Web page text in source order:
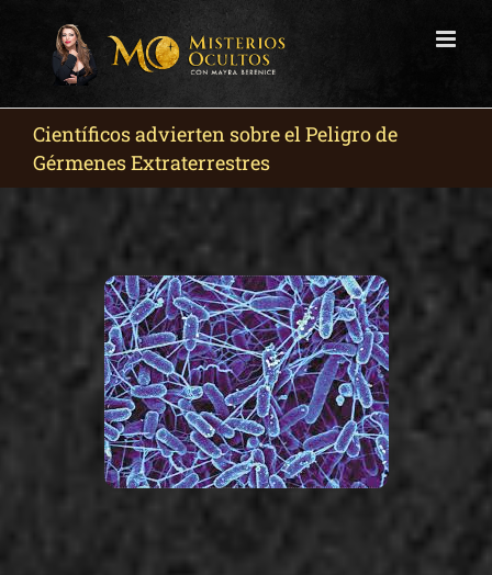
Científicos advierten sobre el Peligro de
Gérmenes Extraterrestres